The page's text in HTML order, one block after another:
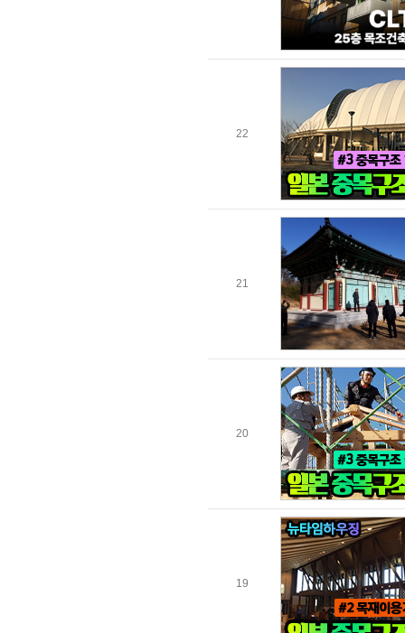
22
21
20
19